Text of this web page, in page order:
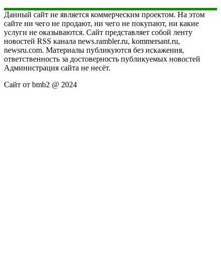
Данный сайт не является коммерческим проектом. На этом
сайте ни чего не продают, ни чего не покупают, ни какие
услуги не оказываются. Сайт представляет собой ленту
новостей RSS канала news.rambler.ru, kommersant.ru,
newsru.com. Материалы публикуются без искажения,
ответственность за достоверность публикуемых новостей
Администрация сайта не несёт.
Сайт от bmb2 @ 2024